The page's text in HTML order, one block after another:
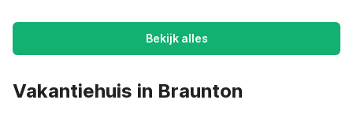
Bekijk alles
Vakantiehuis in Braunton